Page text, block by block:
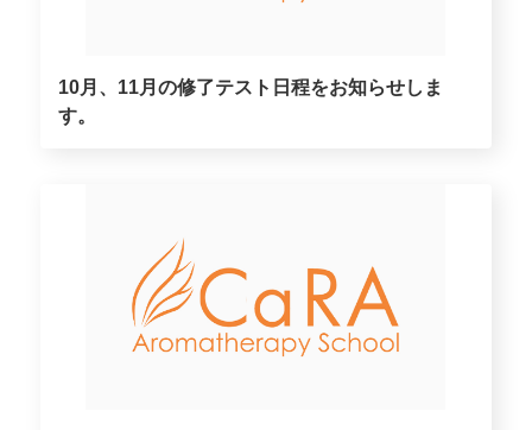
10月、11月の修了テスト日程をお知らせしま
す。